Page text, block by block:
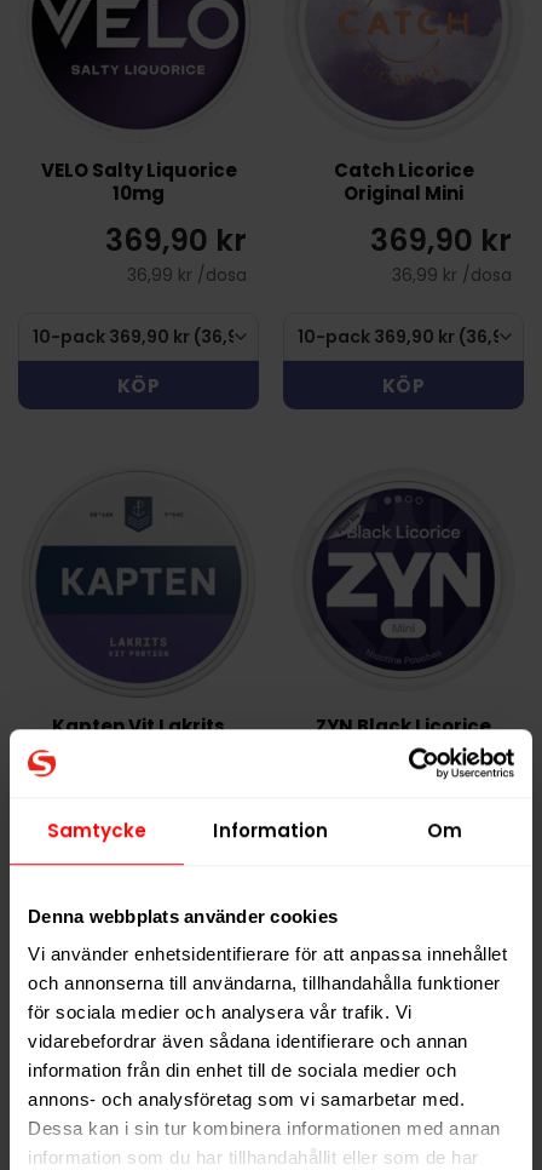
Samtycke Information Om
Denna webbplats använder cookies
Vi använder enhetsidentifierare för att anpassa innehållet
och annonserna till användarna, tillhandahålla funktioner
för sociala medier och analysera vår trafik. Vi
vidarebefordrar även sådana identifierare och annan
information från din enhet till de sociala medier och
annons- och analysföretag som vi samarbetar med.
Dessa kan i sin tur kombinera informationen med annan
information som du har tillhandahållit eller som de har
VELO Salty Liquorice
10mg
369,90 kr
36,99 kr /dosa
KÖP
Catch Licorice
Original Mini
369,90 kr
36,99 kr /dosa
KÖP
Kapten Vit Lakrits
21,99 kr /dosa
KÖP
ZYN Black Licorice
Mini 3mg
30,99 kr /dosa